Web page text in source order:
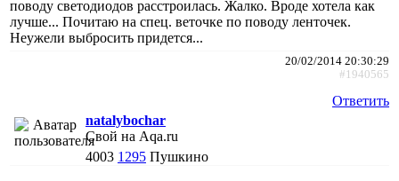
поводу светодиодов расстроилась. Жалко. Вроде хотела как
лучше... Почитаю на спец. веточке по поводу ленточек.
Неужели выбросить придется...
20/02/2014 20:30:29
#1940565
Ответить
natalybochar
Свой на Aqa.ru
4003 1295 Пушкино